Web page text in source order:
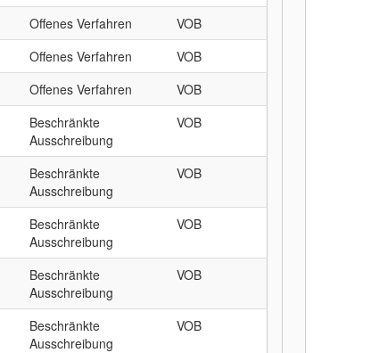
Offenes Verfahren
VOB
Offenes Verfahren
VOB
Offenes Verfahren
VOB
Beschränkte
Ausschreibung
VOB
Beschränkte
Ausschreibung
VOB
Beschränkte
Ausschreibung
VOB
Beschränkte
Ausschreibung
VOB
Beschränkte
Ausschreibung
VOB